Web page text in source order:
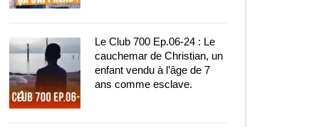
4
Le Club 700 Ep.06-24 : Le
cauchemar de Christian, un
enfant vendu à l’âge de 7
ans comme esclave.